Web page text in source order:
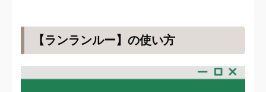
【ランランルー】の使い方